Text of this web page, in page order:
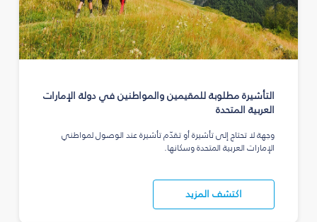
التأشيرة مطلوبة للمقيمين والمواطنين في دولة الإمارات
العربية المتحدة
وجهة لا تحتاج إلى تأشيرة أو تقدّم تأشيرة عند الوصول لمواطني
الإمارات العربية المتحدة وسكانها.
اكتشف المزيد